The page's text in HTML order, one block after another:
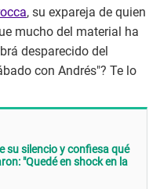
, su expareja de quien
mucho del material ha
desparecido del
con Andrés"? Te lo
su silencio y confiesa qué
"Quedé en shock en la